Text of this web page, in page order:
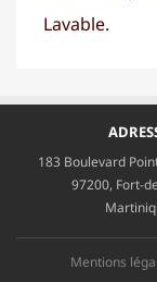
Lavable.
183 Boulevard
97200, Fort-
Mentions